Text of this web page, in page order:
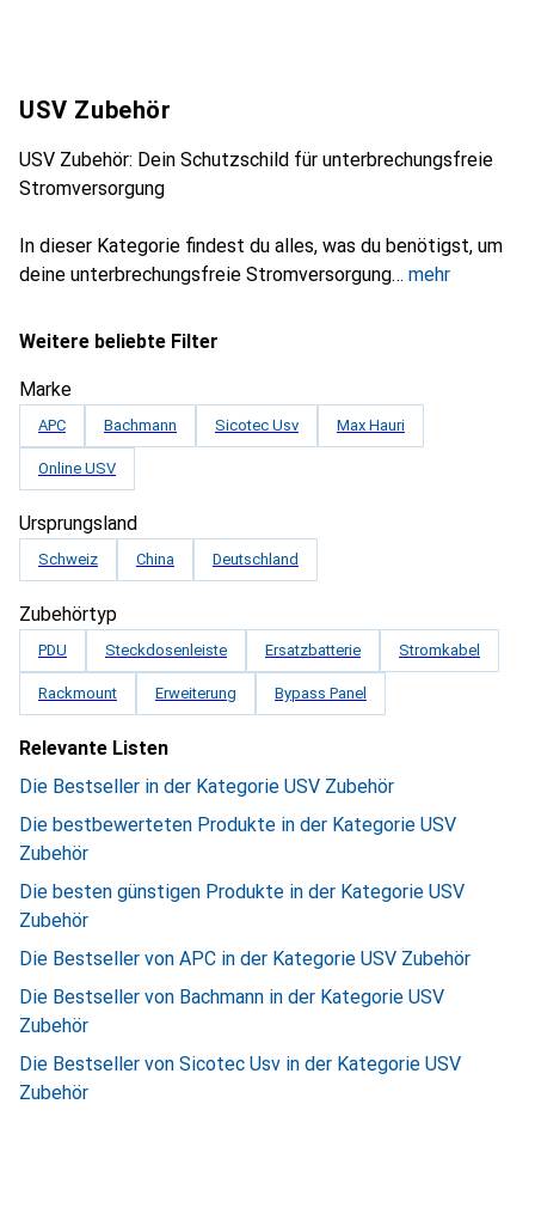
USV Zubehör
USV Zubehör: Dein Schutzschild für unterbrechungsfreie
Stromversorgung
In dieser Kategorie findest du alles, was du benötigst, um
deine unterbrechungsfreie Stromversorgung
mehr
Weitere beliebte Filter
Marke
APC Bachmann Sicotec Usv Max Hauri
Online USV
Ursprungsland
Schweiz China Deutschland
Zubehörtyp
PDU Steckdosenleiste Ersatzbatterie Stromkabel
Rackmount Erweiterung Bypass Panel
Relevante Listen
Die Bestseller in der Kategorie USV Zubehör
Die bestbewerteten Produkte in der Kategorie USV
Zubehör
Die besten günstigen Produkte in der Kategorie USV
Zubehör
Die Bestseller von APC in der Kategorie USV Zubehör
Die Bestseller von Bachmann in der Kategorie USV
Zubehör
Die Bestseller von Sicotec Usv in der Kategorie USV
Zubehör